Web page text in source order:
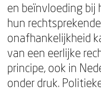
en beïnvloeding
hun
onafhankelijkheid
van een eerlijke
principe, ook in
onder druk.